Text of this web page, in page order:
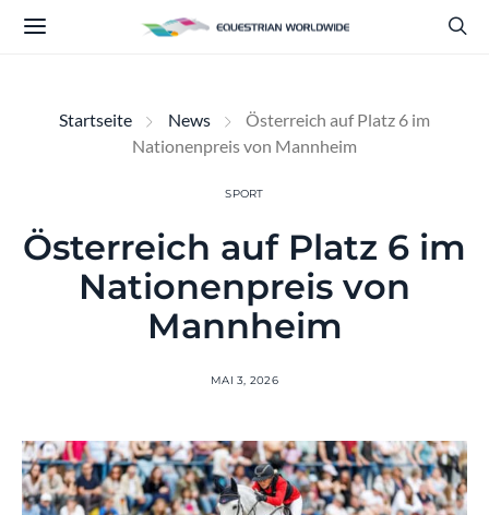
Startseite News
Österreich auf Platz 6 im
Nationenpreis von Mannheim
SPORT
Österreich auf Platz 6 im
Nationenpreis von
Mannheim
MAI 3, 2026